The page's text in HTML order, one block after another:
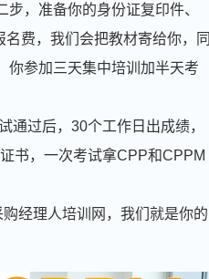
步，准备你的身份证复印件、
费，我们会把教材寄给你，同
你参加三天集中培训加半天考
过后，30个工作日出成绩，
书，一次考试拿CPP和CPPM
经理人培训网，我们就是你的